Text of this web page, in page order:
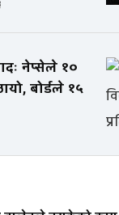
नेप्सेले १०
बोर्डले १५